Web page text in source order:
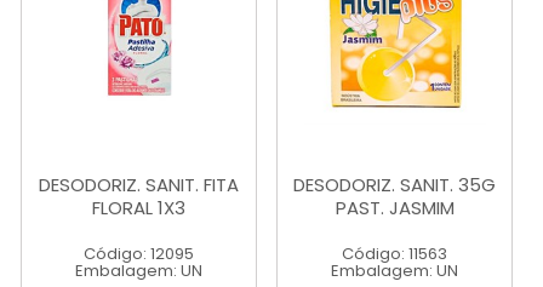
DESODORIZ. SANIT. FITA
FLORAL 1X3
Código: 12095
Embalagem: UN
DESODORIZ. SANIT. 35G
PAST. JASMIM
Código: 11563
Embalagem: UN